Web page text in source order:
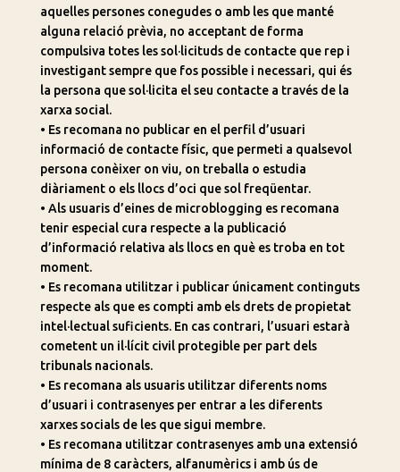
aquelles persones conegudes o amb les que manté
alguna relació prèvia, no acceptant de forma
compulsiva totes les sol·licituds de contacte que rep i
investigant sempre que fos possible i necessari, qui és
la persona que sol·licita el seu contacte a través de la
xarxa social.
• Es recomana no publicar en el perfil d’usuari
informació de contacte físic, que permeti a qualsevol
persona conèixer on viu, on treballa o estudia
diàriament o els llocs d’oci que sol freqüentar.
• Als usuaris d’eines de microblogging es recomana
tenir especial cura respecte a la publicació
d’informació relativa als llocs en què es troba en tot
moment.
• Es recomana utilitzar i publicar únicament continguts
respecte als que es compti amb els drets de propietat
intel·lectual suficients. En cas contrari, l’usuari estarà
cometent un il·lícit civil protegible per part dels
tribunals nacionals.
• Es recomana als usuaris utilitzar diferents noms
d’usuari i contrasenyes per entrar a les diferents
xarxes socials de les que sigui membre.
• Es recomana utilitzar contrasenyes amb una extensió
mínima de 8 caràcters, alfanumèrics i amb ús de